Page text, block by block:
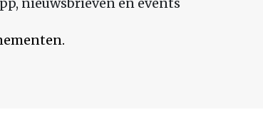
nieuwsbrieven en events